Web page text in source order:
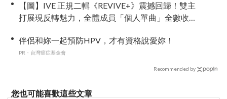
【圖】IVE 正規二輯《REVIVE+》震撼回歸！雙主
打展現反轉魅力，全體成員「個人單曲」全數收
伴侶和妳一起預防HPV，才有資格說愛妳！
PR・台灣癌症基金會
Recommended by
您也可能喜歡這些文章